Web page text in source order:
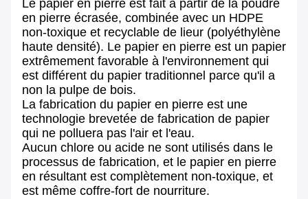
Le papier en pierre est fait à partir de la poudre
en pierre écrasée, combinée avec un HDPE
non-toxique et recyclable de lieur (polyéthylène
haute densité). Le papier en pierre est un papier
extrêmement favorable à l'environnement qui
est différent du papier traditionnel parce qu'il a
non la pulpe de bois.
La fabrication du papier en pierre est une
technologie brevetée de fabrication de papier
qui ne polluera pas l'air et l'eau.
Aucun chlore ou acide ne sont utilisés dans le
processus de fabrication, et le papier en pierre
en résultant est complètement non-toxique, et
est même coffre-fort de nourriture.